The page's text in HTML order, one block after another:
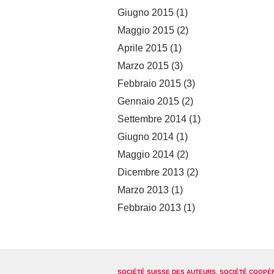
Giugno 2015 (1)
Maggio 2015 (2)
Aprile 2015 (1)
Marzo 2015 (3)
Febbraio 2015 (3)
Gennaio 2015 (2)
Settembre 2014 (1)
Giugno 2014 (1)
Maggio 2014 (2)
Dicembre 2013 (2)
Marzo 2013 (1)
Febbraio 2013 (1)
SOCIÉTÉ SUISSE DES AUTEURS, SOCIÉTÉ